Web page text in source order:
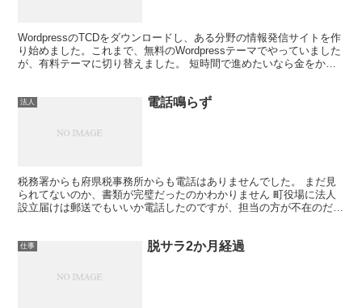
WordpressのTCDをダウンロードし、ある分野の情報発信サイトを作
り始めました。これまで、無料のWordpressテーマでやっていました
が、有料テーマに切り替えました。 短時間で進めたいなら金をかけ
法人 電話鳴らず
税務署からも府県税事務所からも電話はありませんでした。 まだ見
られてないのか、書類が完璧だったのかわかりません 町役場に法人
設立届けは郵送でもいいか電話したのですが、担当の方が不在のだっ
仕事 脱サラ2か月経過